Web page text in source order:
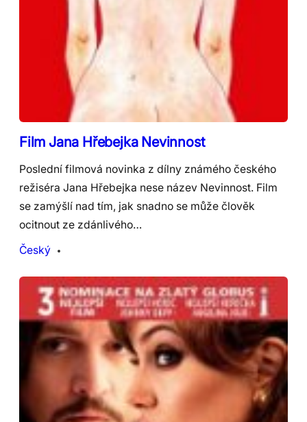
Film Jana Hřebejka Nevinnost
Poslední filmová novinka z dílny známého českého
režiséra Jana Hřebejka nese název Nevinnost. Film
se zamýšlí nad tím, jak snadno se může člověk
ocitnout ze zdánlivého…
Český